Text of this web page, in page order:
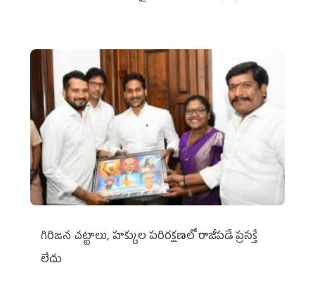
గిరిజన చట్టాలు, హక్కుల పరిరక్షణలో రాజీపడే ప్రసక్తే
లేదు